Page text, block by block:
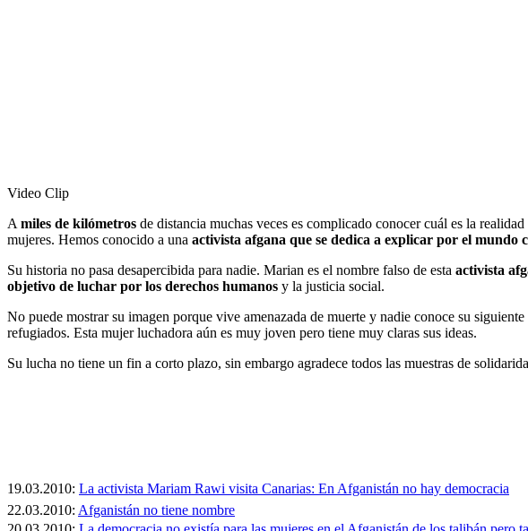
Video Clip
A miles de kilómetros de distancia muchas veces es complicado conocer cuál es la
mujeres. Hemos conocido a una activista afgana que se dedica a explicar por el mundo
Su historia no pasa desapercibida para nadie. Marian es el nombre falso de esta activista
objetivo de luchar por los derechos humanos y la justicia social.
No puede mostrar su imagen porque vive amenazada de muerte y nadie conoce su siguiente
refugiados. Esta mujer luchadora aún es muy joven pero tiene muy claras sus ideas.
Su lucha no tiene un fin a corto plazo, sin embargo agradece todos las muestras de
19.03.2010: La activista Mariam Rawi visita Canarias: En Afganistán no hay democracia
22.03.2010: Afganistán no tiene nombre